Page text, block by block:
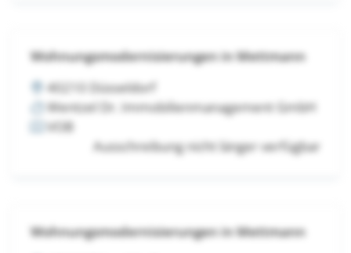
Wohnungsmodernisierungen in Mettmann
40210 Düsseldorf
Wentzel Dr. Immobilienmanagement GmbH
VOB
Ausschreibung nicht länger verfügbar
Wohnungsmodernisierungen in Mettmann